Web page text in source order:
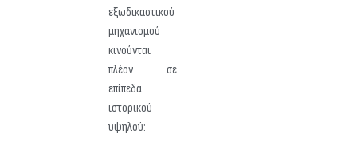
εξωδικαστικού
μηχανισμού
κινούνται
πλέον σε
επίπεδα
ιστορικού
υψηλού: